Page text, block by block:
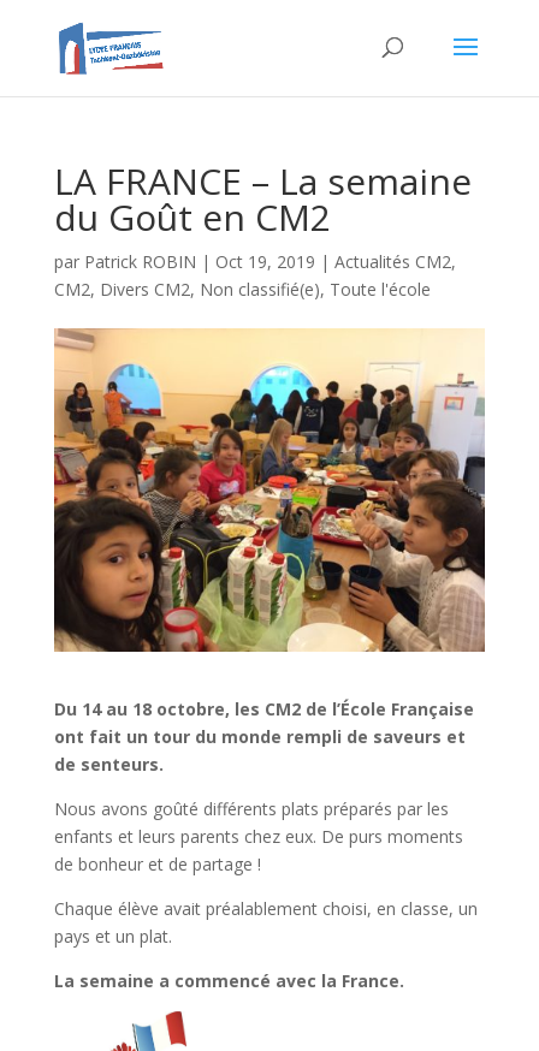
LA FRANCE – La semaine
du Goût en CM2
par Patrick ROBIN | Oct 19, 2019 | Actualités CM2,
CM2, Divers CM2, Non classifié(e), Toute l'école
Du 14 au 18 octobre, les CM2 de l’École Française
ont fait un tour du monde rempli de saveurs et
de senteurs.
Nous avons goûté différents plats préparés par les
enfants et leurs parents chez eux. De purs moments
de bonheur et de partage !
Chaque élève avait préalablement choisi, en classe, un
pays et un plat.
La semaine a commencé avec la France.